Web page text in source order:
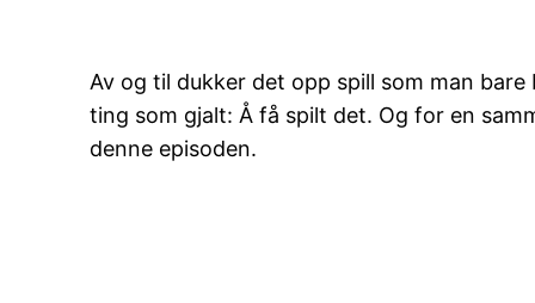
Av og til dukker det opp spill som man
ting som gjalt: Å få spilt det. Og for en
denne episoden.